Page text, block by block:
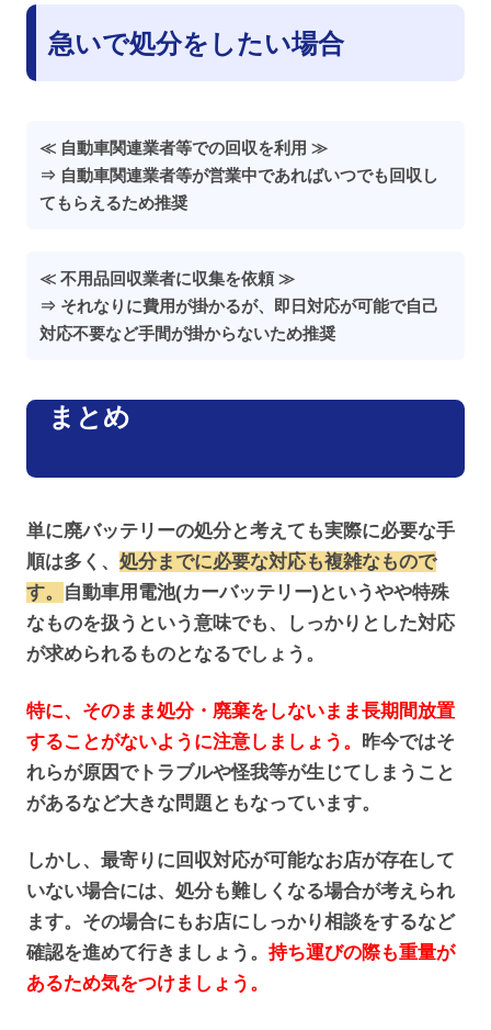
急いで処分をしたい場合
≪ 自動車関連業者等での回収を利用 ≫
⇒ 自動車関連業者等が営業中であればいつでも回収し
てもらえるため推奨
≪ 不用品回収業者に収集を依頼 ≫
⇒ それなりに費用が掛かるが、即日対応が可能で自己
対応不要など手間が掛からないため推奨
まとめ
単に廃バッテリーの処分と考えても実際に必要な手
順は多く、 処分までに必要な対応も複雑なもので
す。
自動車用電池(カーバッテリー)というやや特殊
なものを扱うという意味でも、しっかりとした対応
が求められるものとなるでしょう。
特に、そのまま処分・廃棄をしないまま長期間放置
することがないように注意しましょう。 昨今ではそ
れらが原因でトラブルや怪我等が生じてしまうこと
があるなど大きな問題ともなっています。
しかし、最寄りに回収対応が可能なお店が存在して
いない場合には、処分も難しくなる場合が考えられ
ます。その場合にもお店にしっかり相談をするなど
確認を進めて行きましょう。 持ち運びの際も重量が
あるため気をつけましょう。